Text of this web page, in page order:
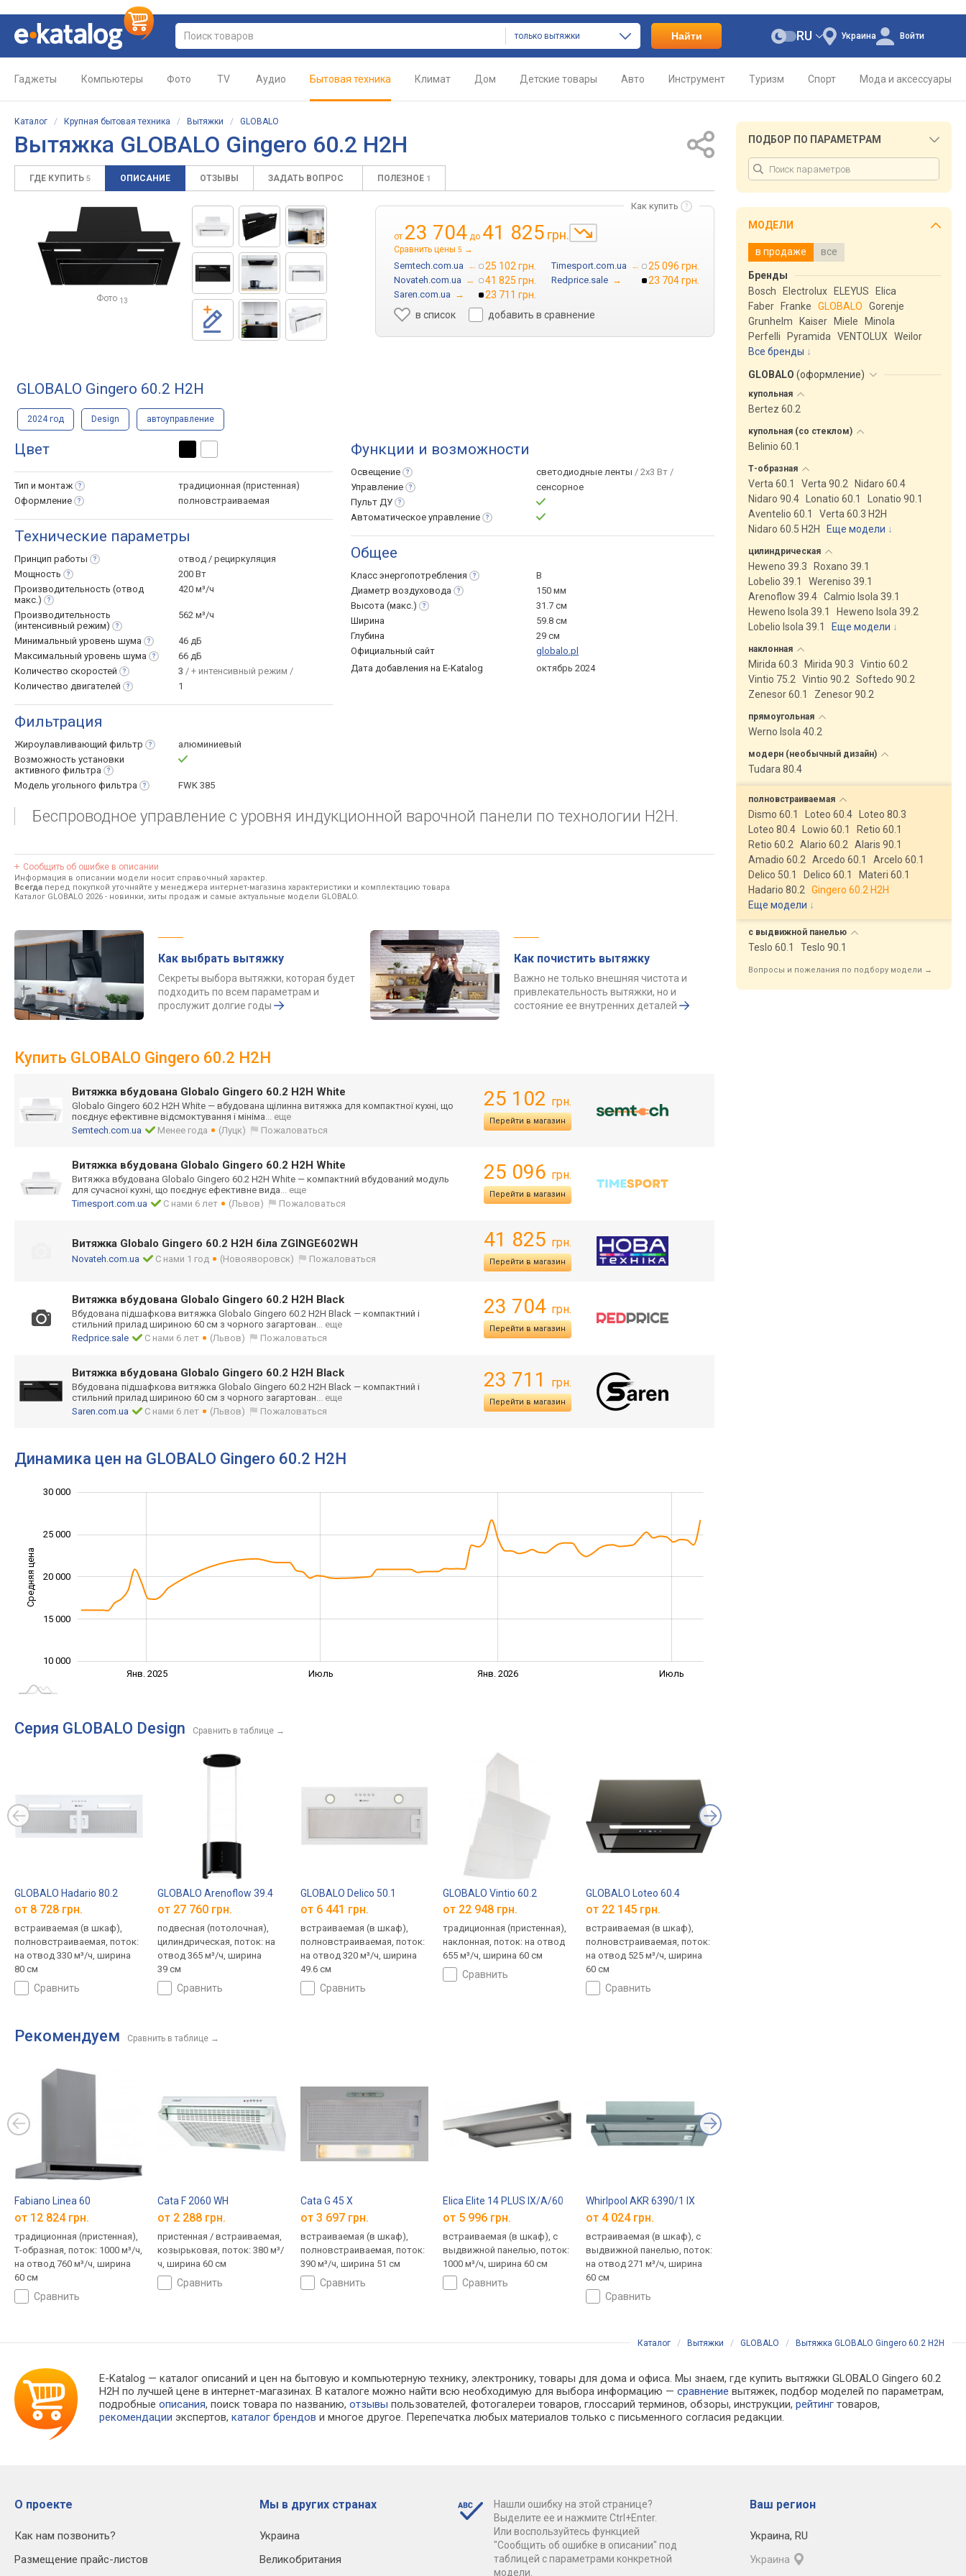
только вытяжки Найти Украина
RU Войти
Гаджеты Компьютеры Фото TV Аудио Бытовая техника Климат Дом Детские товары Авто Инструмент Туризм Спорт Мода и аксессуары
Каталог / Крупная бытовая техника / Вытяжки / GLOBALO
Вытяжка GLOBALO Gingero 60.2 H2H
ГДЕ КУПИТЬ 5 ОПИСАНИЕ ОТЗЫВЫ ЗАДАТЬ ВОПРОС ПОЛЕЗНОЕ 1
Фото 13
Как купить
от 23 704 до 41 825 грн.
Сравнить цены 5 →
Semtech.com.ua → 25 102 грн. Timesport.com.ua → 25 096 грн.
Novateh.com.ua → 41 825 грн. Redprice.sale → 23 704 грн.
Saren.com.ua →
23 711 грн.
в список
добавить в сравнение
GLOBALO Gingero 60.2 H2H
2024 год Design автоуправление
Цвет
Тип и монтаж
традиционная (пристенная)
Оформление
полновстраиваемая
Технические параметры
Принцип работы
отвод / рециркуляция
Мощность
200 Вт
Производительность (отвод
макс.)
420 м³/ч
Производительность
(интенсивный режим)
562 м³/ч
Минимальный уровень шума
46 дБ
Максимальный уровень шума
66 дБ
Количество скоростей 3 / + интенсивный режим /
Количество двигателей 1
Фильтрация
Жироулавливающий фильтр
алюминиевый
Возможность установки
активного фильтра
Модель угольного фильтра FWK 385
Функции и возможности
Освещение светодиодные ленты / 2x3 Вт /
Управление
сенсорное
Пульт ДУ
Автоматическое управление
Общее
Класс энергопотребления
B
Диаметр воздуховода
150 мм
Высота (макс.)
31.7 см
Ширина
59.8 см
Глубина
29 см
Официальный сайт
globalo.pl
Дата добавления на E-Katalog
октябрь 2024
Беспроводное управление с уровня индукционной варочной панели по технологии H2H.
Сообщить об ошибке в описании
Информация в описании модели носит справочный характер.
Всегда перед покупкой уточняйте у менеджера интернет-магазина характеристики и комплектацию товара
Каталог GLOBALO 2026 - новинки, хиты продаж и самые актуальные модели GLOBALO.
Как выбрать вытяжку
Секреты выбора вытяжки, которая будет
подходить по всем параметрам и
прослужит долгие годы
Как почистить вытяжку
Важно не только внешняя чистота и
привлекательность вытяжки, но и
состояние ее внутренних деталей
Купить GLOBALO Gingero 60.2 H2H
Витяжка вбудована Globalo Gingero 60.2 H2H White
Globalo Gingero 60.2 H2H White — вбудована щілинна витяжка для компактної кухні, що
поєднує ефективне відсмоктування і мініма... еще
Semtech.com.ua
Менее года (Луцк) Пожаловаться
25 102 грн.
Перейти в магазин
Витяжка вбудована Globalo Gingero 60.2 H2H White
Витяжка вбудована Globalo Gingero 60.2 H2H White — компактний вбудований модуль
для сучасної кухні, що поєднує ефективне вида... еще
Timesport.com.ua
С нами 6 лет (Львов) Пожаловаться
25 096 грн.
Перейти в магазин
Витяжка Globalo Gingero 60.2 H2H біла ZGINGE602WH
Novateh.com.ua С нами 1 год (Новояворовск) Пожаловаться
41 825 грн.
Перейти в магазин
Витяжка вбудована Globalo Gingero 60.2 H2H Black
Вбудована підшафкова витяжка Globalo Gingero 60.2 H2H Black — компактний і
стильний прилад шириною 60 см з чорного загартован... еще
Redprice.sale
С нами 6 лет (Львов) Пожаловаться
23 704 грн.
Перейти в магазин
Витяжка вбудована Globalo Gingero 60.2 H2H Black
Вбудована підшафкова витяжка Globalo Gingero 60.2 H2H Black — компактний і
стильний прилад шириною 60 см з чорного загартован... еще
Saren.com.ua
С нами 6 лет (Львов) Пожаловаться
23 711 грн.
Перейти в магазин
Динамика цен на GLOBALO Gingero 60.2 H2H
Средняя цена 10 000
10 000
15 000
20 000
25 000
30 000
Янв. 2025 Янв. 2026
Июль Июль
Серия GLOBALO Design Сравнить в таблице →
GLOBALO Hadario 80.2
от 8 728 грн.
встраиваемая (в шкаф),
полновстраиваемая, поток:
на отвод 330 м³/ч, ширина
80 см
сравнить
GLOBALO Arenoflow 39.4
от 27 760 грн.
подвесная (потолочная),
цилиндрическая, поток: на
отвод 365 м³/ч, ширина
39 см
сравнить
GLOBALO Delico 50.1
от 6 441 грн.
встраиваемая (в шкаф),
полновстраиваемая, поток:
на отвод 320 м³/ч, ширина
49.6 см
сравнить
GLOBALO Vintio 60.2
от 22 948 грн.
традиционная (пристенная),
наклонная, поток: на отвод
655 м³/ч, ширина 60 см
сравнить
GLOBALO Loteo 60.4
от 22 145 грн.
встраиваемая (в шкаф),
полновстраиваемая, поток:
на отвод 525 м³/ч, ширина
60 см
сравнить
Рекомендуем Сравнить в таблице →
Fabiano Linea 60
от 12 824 грн.
традиционная (пристенная),
Т-образная, поток: 1000 м³/ч,
на отвод 760 м³/ч, ширина
60 см
сравнить
Cata F 2060 WH
от 2 288 грн.
пристенная / встраиваемая,
козырьковая, поток: 380 м³/
ч, ширина 60 см
сравнить
Cata G 45 X
от 3 697 грн.
встраиваемая (в шкаф),
полновстраиваемая, поток:
390 м³/ч, ширина 51 см
сравнить
Elica Elite 14 PLUS IX/A/60
от 5 996 грн.
встраиваемая (в шкаф), с
выдвижной панелью, поток:
1000 м³/ч, ширина 60 см
сравнить
Whirlpool AKR 6390/1 IX
от 4 024 грн.
встраиваемая (в шкаф), с
выдвижной панелью, поток:
на отвод 271 м³/ч, ширина
60 см
сравнить
ПОДБОР ПО ПАРАМЕТРАМ
МОДЕЛИ
в продаже все
Бренды
Bosch
Electrolux ELEYUS
Elica
Faber
Franke GLOBALO
Gorenje
Grunhelm
Kaiser Miele
Minola
Perfelli
Pyramida VENTOLUX
Weilor
Все бренды
GLOBALO (оформление)
купольная
Bertez 60.2
купольная (со стеклом)
Belinio 60.1
Т-образная
Verta 60.1 Verta 90.2
Nidaro 60.4
Nidaro 90.4
Lonatio 60.1
Lonatio 90.1
Aventelio 60.1
Verta 60.3 H2H
Nidaro 60.5 H2H
Еще модели ↓
цилиндрическая
Heweno 39.3
Roxano 39.1
Lobelio 39.1
Wereniso 39.1
Arenoflow 39.4 Calmio Isola 39.1
Heweno Isola 39.1
Heweno Isola 39.2
Lobelio Isola 39.1
Еще модели ↓
наклонная
Mirida 60.3 Mirida 90.3
Vintio 60.2
Vintio 75.2
Vintio 90.2
Softedo 90.2
Zenesor 60.1
Zenesor 90.2
прямоугольная
Werno Isola 40.2
модерн (необычный дизайн)
Tudara 80.4
полновстраиваемая
Dismo 60.1 Loteo 60.4
Loteo 80.3
Loteo 80.4
Lowio 60.1
Retio 60.1
Retio 60.2
Alario 60.2
Alaris 90.1
Amadio 60.2
Arcedo 60.1
Arcelo 60.1
Delico 50.1
Delico 60.1
Materi 60.1
Hadario 80.2
Gingero 60.2 H2H
Еще модели ↓
с выдвижной панелью
Teslo 60.1 Teslo 90.1
Вопросы и пожелания по подбору модели →
Каталог / Вытяжки / GLOBALO / Вытяжка GLOBALO Gingero 60.2 H2H
E-Katalog — каталог описаний и цен на бытовую и компьютерную технику, электронику, товары для дома и офиса. Мы знаем, где купить вытяжки GLOBALO Gingero 60.2
H2H по лучшей цене в интернет-магазинах. В каталоге можно найти всю необходимую для выбора информацию —сравнение вытяжек, подбор моделей по параметрам,
подробныеописания, поиск товара по названию,отзывы пользователей, фотогалереи товаров, глоссарий терминов, обзоры, инструкции,рейтинг товаров,
рекомендации экспертов,каталог брендов и многое другое. Перепечатка любых материалов только с письменного согласия редакции.
О проекте
Как нам позвонить?
Размещение прайс-листов
Мы в других странах
Украина
Великобритания
Нашли ошибку на этой странице?
Выделите ее и нажмите Ctrl+Enter.
Или воспользуйтесь функцией
"Сообщить об ошибке в описании" под
таблицей с параметрами конкретной
модели.
Ваш регион
Украина, RU
Украина